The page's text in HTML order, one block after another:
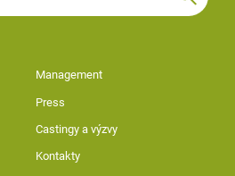
Management
Press
Castingy a výzvy
Kontakty